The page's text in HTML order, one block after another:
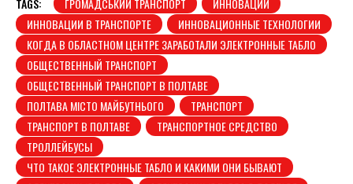
TAGS: ГРОМАДСЬКИЙ ТРАНСПОРТ
ИННОВАЦИИ
ИННОВАЦИИ В ТРАНСПОРТЕ
ИННОВАЦИОННЫЕ ТЕХНОЛОГИИ
КОГДА В ОБЛАСТНОМ ЦЕНТРЕ ЗАРАБОТАЛИ ЭЛЕКТРОННЫЕ ТАБЛО
ОБЩЕСТВЕННЫЙ ТРАНСПОРТ
ОБЩЕСТВЕННЫЙ ТРАНСПОРТ В ПОЛТАВЕ
ПОЛТАВА МІСТО МАЙБУТНЬОГО
ТРАНСПОРТ
ТРАНСПОРТ В ПОЛТАВЕ
ТРАНСПОРТНОЕ СРЕДСТВО
ТРОЛЛЕЙБУСЫ
ЧТО ТАКОЕ ЭЛЕКТРОННЫЕ ТАБЛО И КАКИМИ ОНИ БЫВАЮТ